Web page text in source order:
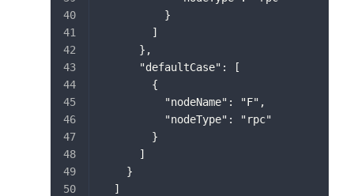
          }
        ]
      },
      "defaultCase": [
        {
          "nodeName": "F",
          "nodeType": "rpc"
        }
      ]
    }
  ]